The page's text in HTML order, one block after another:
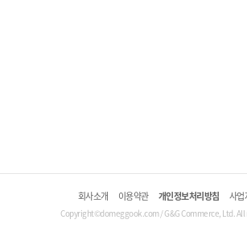
회사소개 이용약관 개인정보처리방침 사업
Copyright©domeggook.com / G&G Commerce, Ltd.